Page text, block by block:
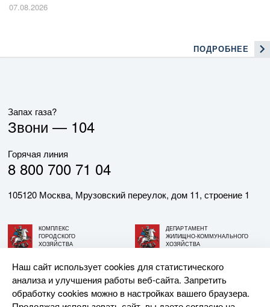
07.08.2026
ПОДРОБНЕЕ
Запах газа?
Звони — 104
Горячая линия
8 800 700 71 04
105120 Москва, Мрузовский переулок, дом 11, строение 1
КОМПЛЕКС
ГОРОДСКОГО
ХОЗЯЙСТВА
ДЕПАРТАМЕНТ
ЖИЛИЩНО-КОММУНАЛЬНОГО
ХОЗЯЙСТВА
© АО «МОСГАЗ», 2026. При использовании материалов
ссылка на сайт обязательна.
Наш сайт использует cookies для статистического
анализа и улучшения работы веб-сайта. Запретить
обработку cookies можно в настройках вашего браузера.